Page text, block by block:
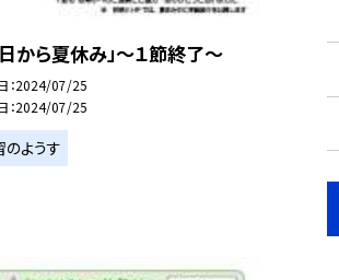
日から夏休み」〜１節終了〜
2024/07/25
2024/07/25
のようす